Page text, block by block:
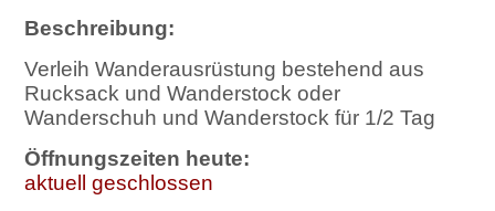
Beschreibung:
Verleih Wanderausrüstung bestehend aus
Rucksack und Wanderstock oder
Wanderschuh und Wanderstock für 1/2 Tag
Öffnungszeiten heute:
aktuell geschlossen